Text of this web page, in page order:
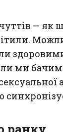
— як
ми